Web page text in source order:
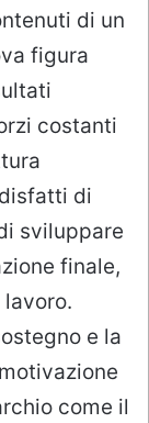
di un
figura
costanti
di
sviluppare
finale,
e la
come il